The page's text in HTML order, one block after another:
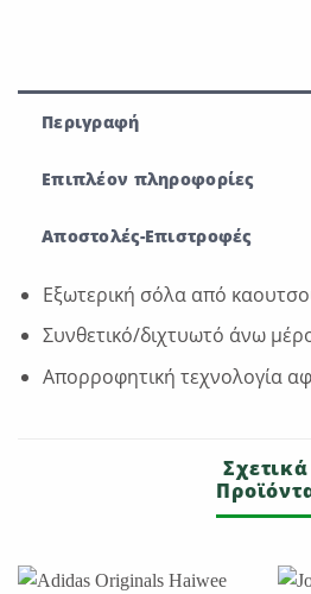
Περιγραφή
Επιπλέον πληροφορίες
Αποστολές-Επιστροφές
Εξωτερική σόλα από
Συνθετικό/διχτυωτό άνω
Απορροφητική τεχνολογία
Σχετικά